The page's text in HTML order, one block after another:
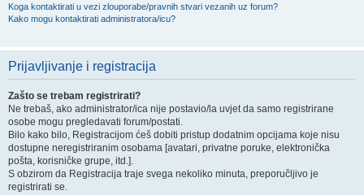
Koga kontaktirati u vezi zlouporabe/pravnih stvari vezanih uz forum?
Kako mogu kontaktirati administratora/icu?
Prijavljivanje i registracija
Zašto se trebam registrirati?
Ne trebaš, ako administrator/ica nije postavio/la uvjet da samo registrirane
osobe mogu pregledavati forum/postati.
Bilo kako bilo, Registracijom ćeš dobiti pristup dodatnim opcijama koje nisu
dostupne neregistriranim osobama [avatari, privatne poruke, elektronička
pošta, korisničke grupe, itd.].
S obzirom da Registracija traje svega nekoliko minuta, preporučljivo je
registrirati se.